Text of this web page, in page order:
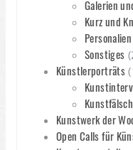
Galerien
Kurz und
Personalien
Sonstiges
Künstlerporträts
Kunstwerk der
Open Calls für